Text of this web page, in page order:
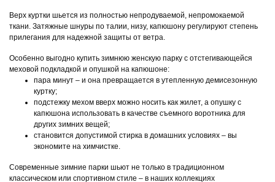
Верх куртки шьется из полностью непродуваемой, непромокаемой
ткани. Затяжные шнуры по талии, низу, капюшону регулируют степень
прилегания для надежной защиты от ветра.
Особенно выгодно купить зимнюю женскую парку с отстегивающейся
меховой подкладкой и опушкой на капюшоне:
пара минут – и она превращается в утепленную демисезонную
куртку;
подстежку мехом вверх можно носить как жилет, а опушку с
капюшона использовать в качестве съемного воротника для
других зимних вещей;
становится допустимой стирка в домашних условиях – вы
экономите на химчистке.
Современные зимние парки шьют не только в традиционном
классическом или спортивном стиле – в наших коллекциях